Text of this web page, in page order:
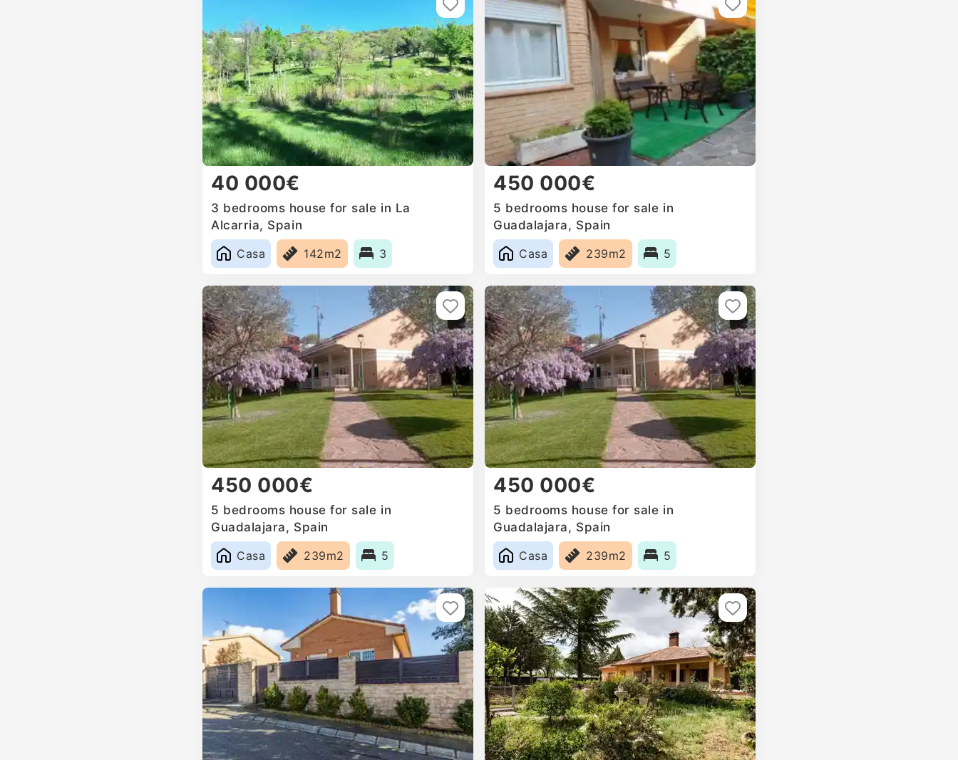
40 000€
3 bedrooms house for sale in La
Alcarria, Spain
Casa
142m2 3
450 000€
5 bedrooms house for sale in
Guadalajara, Spain
Casa
239m2 5
450 000€
5 bedrooms house for sale in
Guadalajara, Spain
Casa
239m2 5
450 000€
5 bedrooms house for sale in
Guadalajara, Spain
Casa
239m2 5